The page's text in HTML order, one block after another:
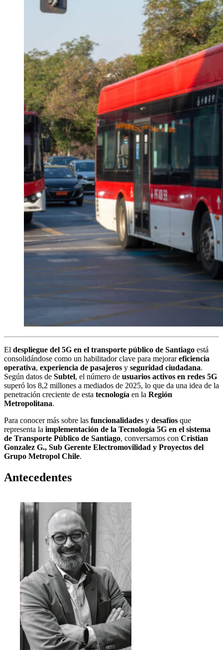
El despliegue del 5G en el transporte público de Santiago está
consolidándose como un habilitador clave para mejorareficiencia
operativa, experiencia de pasajeros y seguridad ciudadana.
Según datos de Subtel, el número de usuarios activos en redes 5G
superó los 8,2 millones a mediados de 2025, lo que da una idea de la
penetración creciente de esta tecnología en la Región
Metropolitana.
Para conocer más sobre las funcionalidades y desafíos que
representa la implementación de la Tecnología 5G en el sistema
de Transporte Público de Santiago, conversamos con Cristian
Gonzalez G., Sub Gerente Electromovilidad y Proyectos del
Grupo Metropol Chile.
Antecedentes